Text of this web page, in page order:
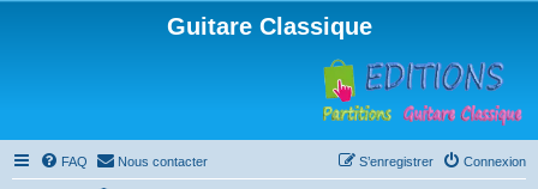
Guitare Classique
FAQ Nous contacter Connexion
S’enregistrer